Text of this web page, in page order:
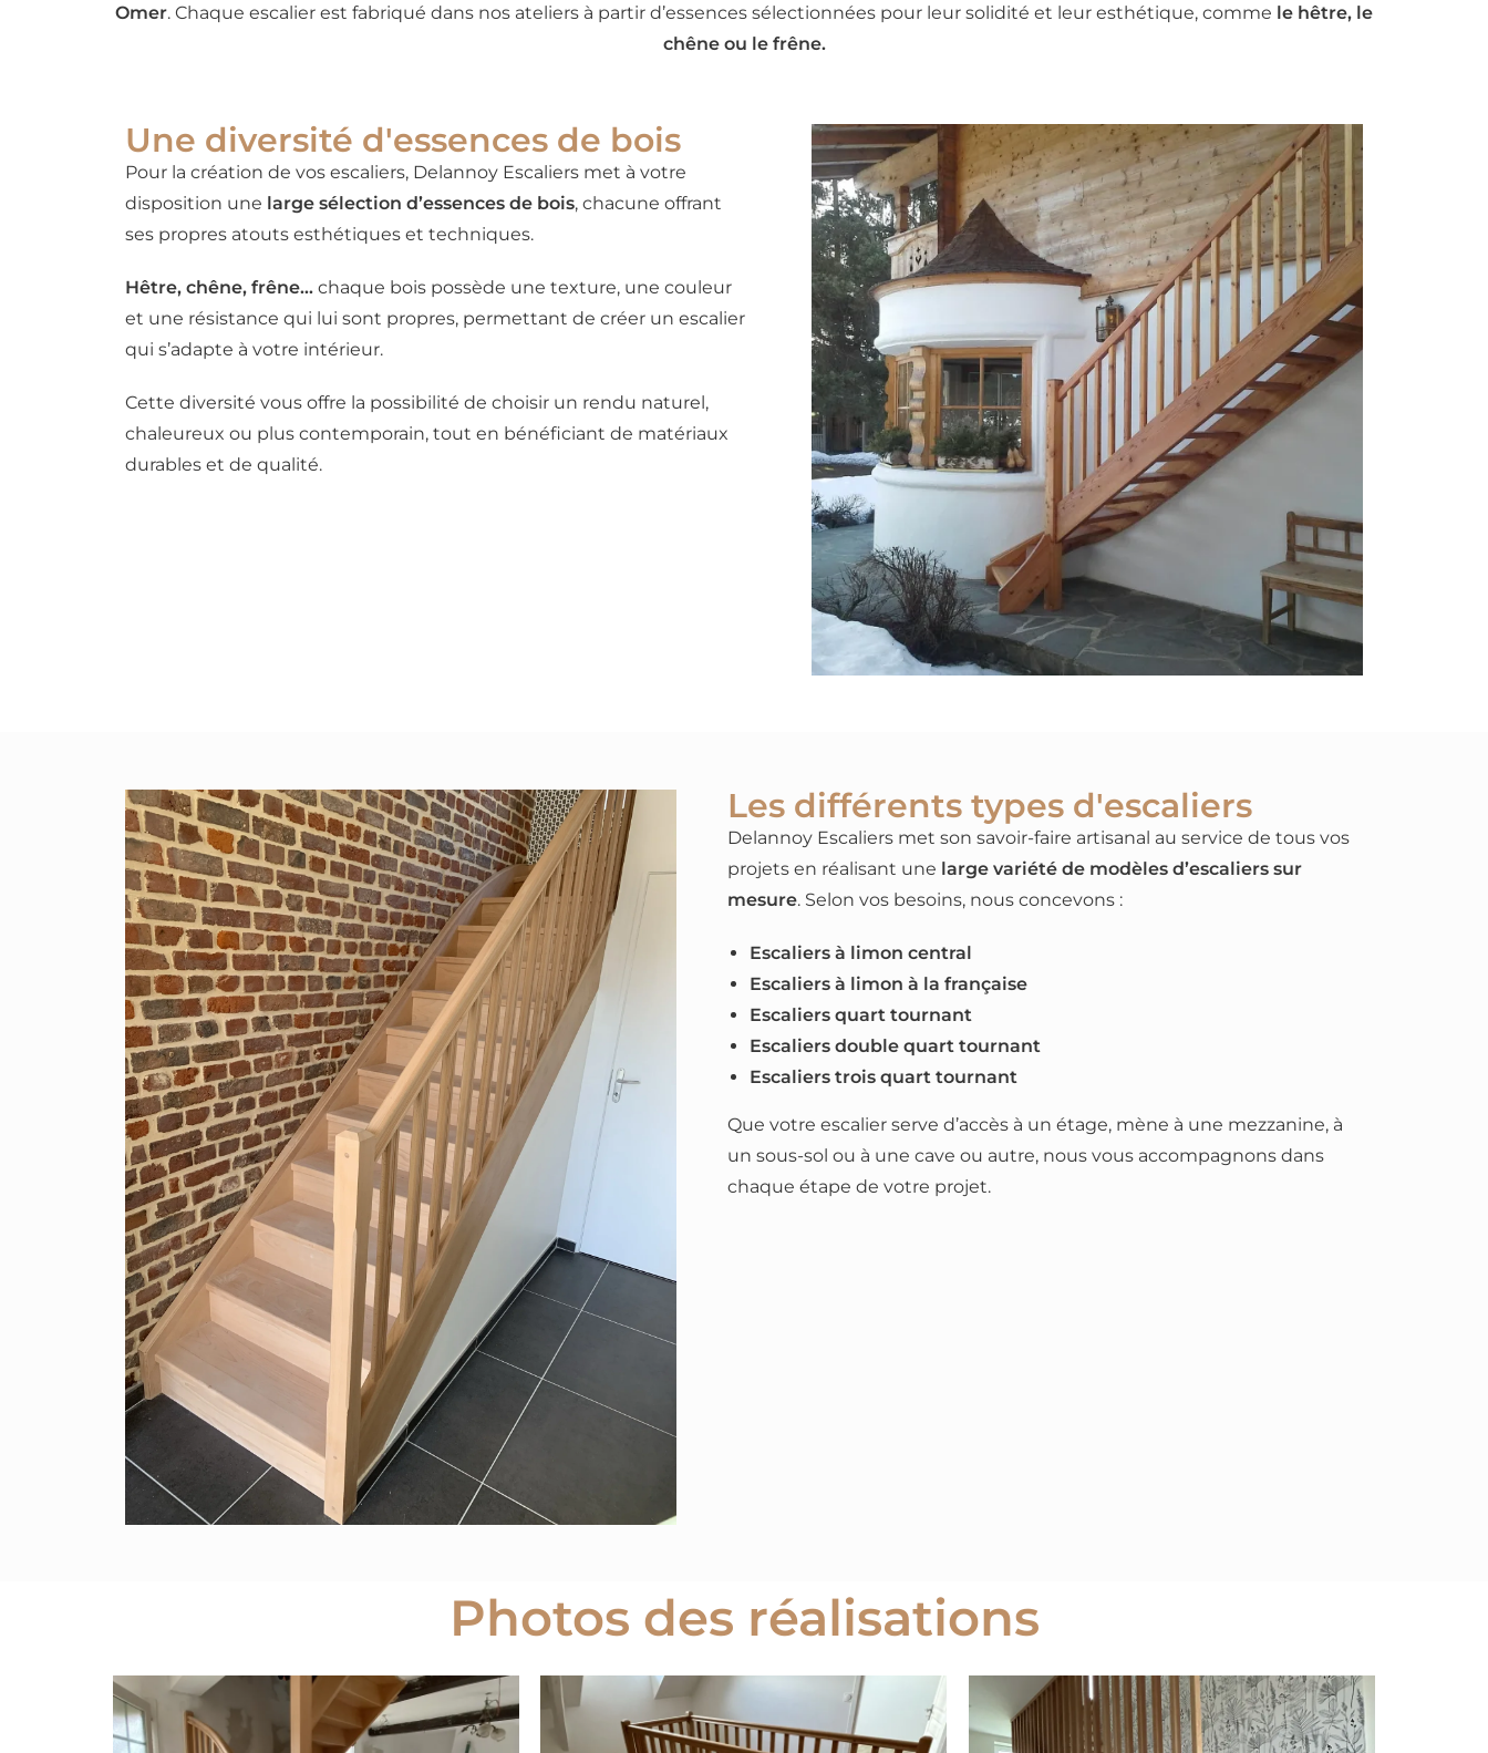
Omer. Chaque escalier est fabriqué dans nos ateliers à partir d’essences sélectionnées pour leur solidité et leur esthétique, comme le hêtre, le
chêne ou le frêne.
Une diversité d'essences de bois
Pour la création de vos escaliers, Delannoy Escaliers met à votre
disposition une large sélection d’essences de bois, chacune offrant
ses propres atouts esthétiques et techniques.
Hêtre, chêne, frêne… chaque bois possède une texture, une couleur
et une résistance qui lui sont propres, permettant de créer un escalier
qui s’adapte à votre intérieur.
Cette diversité vous offre la possibilité de choisir un rendu naturel,
chaleureux ou plus contemporain, tout en bénéficiant de matériaux
durables et de qualité.
Les différents types d'escaliers
Delannoy Escaliers met son savoir-faire artisanal au service de tous vos
projets en réalisant une large variété de modèles d’escaliers sur
mesure. Selon vos besoins, nous concevons :
Escaliers à limon central
Escaliers à limon à la française
Escaliers quart tournant
Escaliers double quart tournant
Escaliers trois quart tournant
Que votre escalier serve d’accès à un étage, mène à une mezzanine, à
un sous-sol ou à une cave ou autre, nous vous accompagnons dans
chaque étape de votre projet.
Photos des réalisations